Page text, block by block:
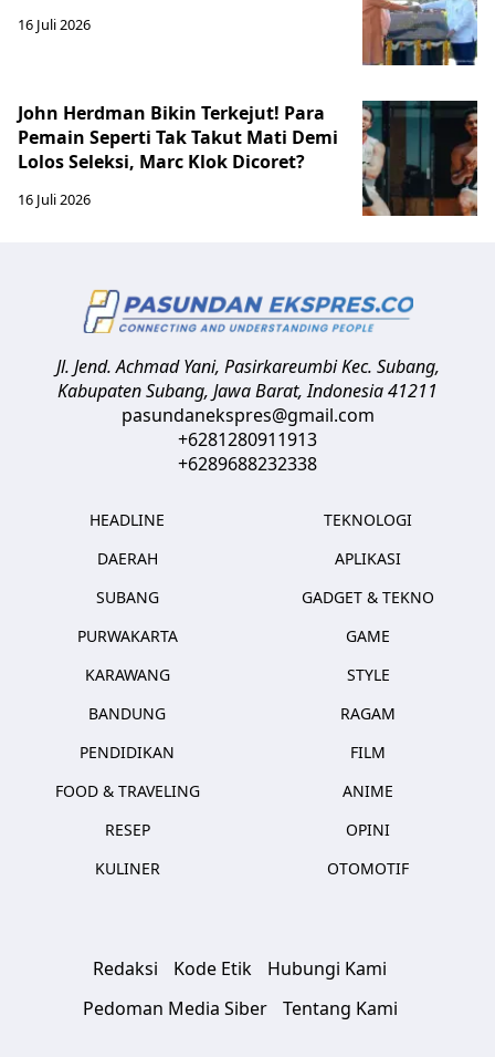
16 Juli 2026
John Herdman Bikin Terkejut! Para
Pemain Seperti Tak Takut Mati Demi
Lolos Seleksi, Marc Klok Dicoret?
16 Juli 2026
Jl. Jend. Achmad Yani, Pasirkareumbi Kec. Subang,
Kabupaten Subang, Jawa Barat,Indonesia41211
pasundanekspres@gmail.com
+6281280911913
+6289688232338
HEADLINE
DAERAH
SUBANG
PURWAKARTA
KARAWANG
BANDUNG
PENDIDIKAN
FOOD & TRAVELING
RESEP
KULINER
TEKNOLOGI
APLIKASI
GADGET & TEKNO
GAME
STYLE
RAGAM
FILM
ANIME
OPINI
OTOMOTIF
Redaksi Kode Etik
Hubungi Kami
Pedoman Media Siber
Tentang Kami